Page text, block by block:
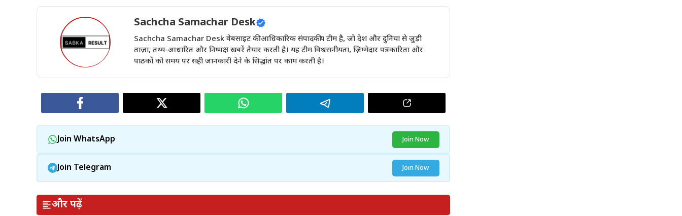
Sachcha Samachar Desk
Sachcha Samachar Desk वेबसाइट की आधिकारिक संपादकीय टीम है, जो देश और दुनिया से जुड़ी
ताज़ा, तथ्य-आधारित और निष्पक्ष खबरें तैयार करती है। यह टीम विश्वसनीयता, ज़िम्मेदार पत्रकारिता और
पाठकों को समय पर सही जानकारी देने के सिद्धांत पर काम करती है।
Join WhatsApp Join Now
Join Telegram Join Now
और पढ़ें